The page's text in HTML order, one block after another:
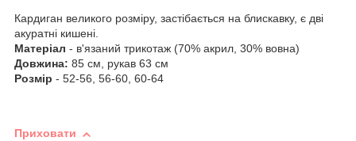
Кардиган великого розміру, застібається на блискавку, є дві
акуратні кишені.
Матеріал - в'язаний трикотаж (70% акрил, 30% вовна)
Довжина: 85 см, рукав 63 см
Розмір - 52-56, 56-60, 60-64
Приховати